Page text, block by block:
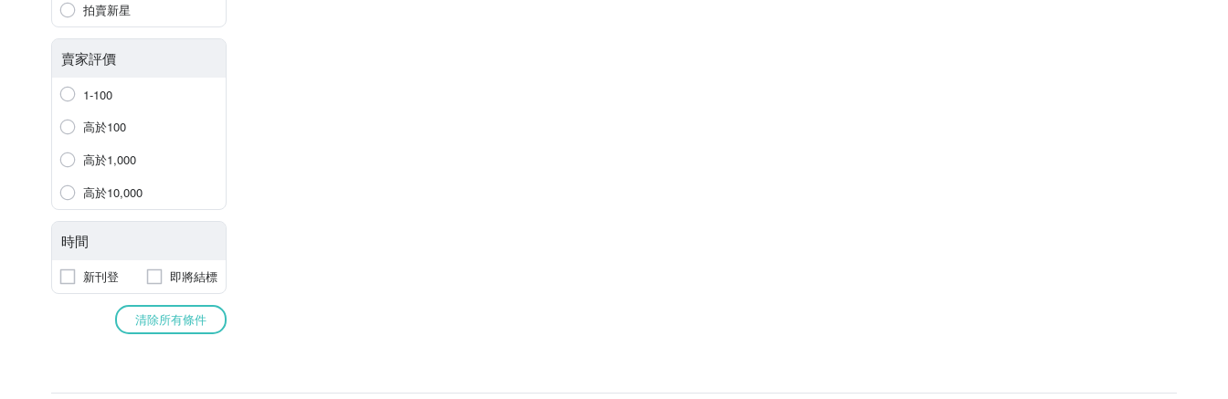
拍賣新星
賣家評價
1-100
高於100
高於1,000
高於10,000
時間
新刊登 即將結標
清除所有條件